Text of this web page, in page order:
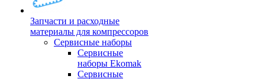
Запчасти и расходные
материалы для компрессоров
Cервисные наборы
Сервисные
наборы Ekomak
Cервисные